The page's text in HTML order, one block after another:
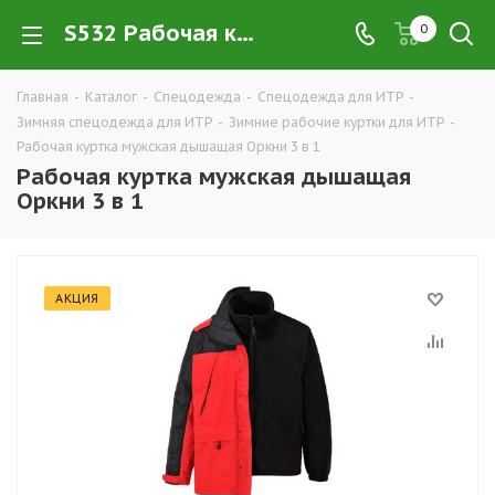
S532 Рабочая куртка мужская дышащая Оркни 3 в 1 купить в Екатеринбурге оптом и в розницу — интернет-магазин рабочей одежды для ИТР и руководящего состава компании ТД УРАЛСИЗ 0
Главная - Каталог - Спецодежда - Спецодежда для ИТР -
Зимняя спецодежда для ИТР - Зимние рабочие куртки для ИТР -
Рабочая куртка мужская дышащая Оркни 3 в 1
Рабочая куртка мужская дышащая
Оркни 3 в 1
АКЦИЯ